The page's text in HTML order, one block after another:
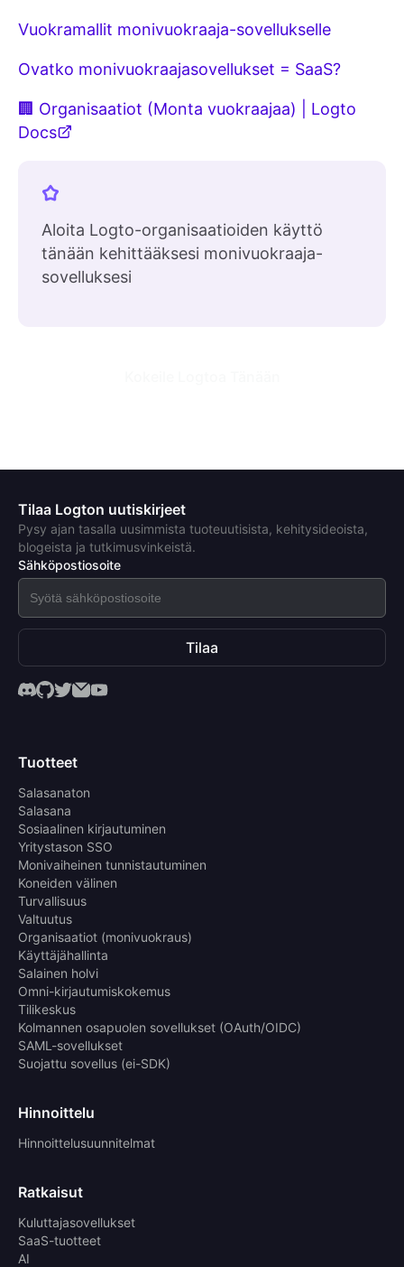
Vuokramallit monivuokraaja-sovellukselle
Ovatko monivuokraajasovellukset = SaaS?
🏢 Organisaatiot (Monta vuokraajaa) | Logto
Docs
Aloita Logto-organisaatioiden käyttö
tänään kehittääksesi monivuokraaja-
sovelluksesi
Tilaa Logton uutiskirjeet
Pysy ajan tasalla uusimmista tuoteuutisista, kehitysideoista,
blogeista ja tutkimusvinkeistä.
Sähköpostiosoite
Tilaa
Tuotteet
Salasanaton
Salasana
Sosiaalinen kirjautuminen
Yritystason SSO
Monivaiheinen tunnistautuminen
Koneiden välinen
Turvallisuus
Valtuutus
Organisaatiot (monivuokraus)
Käyttäjähallinta
Salainen holvi
Omni-kirjautumiskokemus
Tilikeskus
Kolmannen osapuolen sovellukset (OAuth/OIDC)
SAML-sovellukset
Suojattu sovellus (ei-SDK)
Hinnoittelu
Hinnoittelusuunnitelmat
Ratkaisut
Kuluttajasovellukset
SaaS-tuotteet
AI